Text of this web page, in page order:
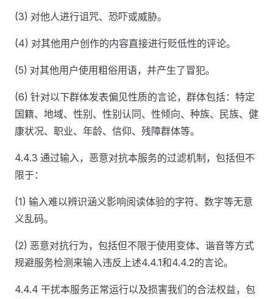
(3) 对他人进行诅咒、恐吓或威胁。
(4) 对其他用户创作的内容直接进行贬低性的评论。
(5) 对其他用户使用粗俗用语，并产生了冒犯。
(6) 针对以下群体发表偏见性质的言论，群体包括：特定
国籍、地域、性别、性别认同、性倾向、种族、民族、健
康状况、职业、年龄、信仰、残障群体等。
4.4.3 通过输入，恶意对抗本服务的过滤机制，包括但不
限于：
(1) 输入难以辨识涵义影响阅读体验的字符、数字等无意
义乱码。
(2) 恶意对抗行为，包括但不限于使用变体、谐音等方式
规避服务检测来输入违反上述4.4.1和4.4.2的言论。
4.4.4 干扰本服务正常运行以及损害我们的合法权益，包